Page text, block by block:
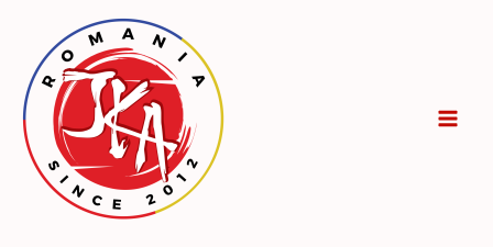
content